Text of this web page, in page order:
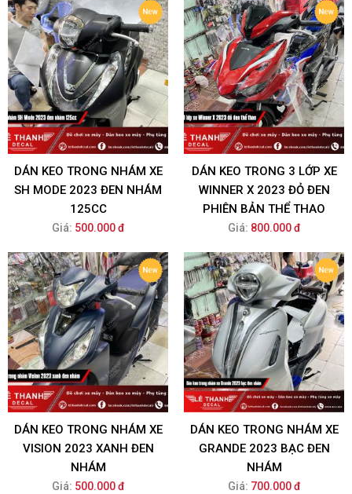
DÁN KEO TRONG NHÁM XE
SH MODE 2023 ĐEN NHÁM
125CC
Giá: 500.000 đ
DÁN KEO TRONG 3 LỚP XE
WINNER X 2023 ĐỎ ĐEN
PHIÊN BẢN THỂ THAO
Giá: 800.000 đ
DÁN KEO TRONG NHÁM XE
VISION 2023 XANH ĐEN
NHÁM
Giá: 500.000 đ
DÁN KEO TRONG NHÁM XE
GRANDE 2023 BẠC ĐEN
NHÁM
Giá: 700.000 đ